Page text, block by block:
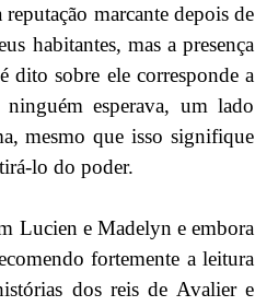
marcante depois de
habitantes, mas a presença
dito sobre ele corresponde a
esperava, um lado
mesmo que isso signifique
lo do poder.
Lucien e Madelyn e embora
fortemente a leitura
dos reis de Avalier e